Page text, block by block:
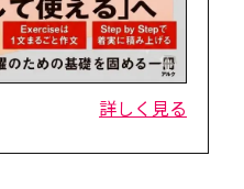
詳しく見る